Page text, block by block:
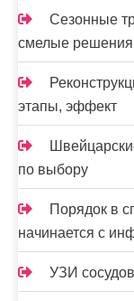
Сезонные
смелые решения
этапы, эффект
по выбору
Порядок в
начинается с
УЗИ